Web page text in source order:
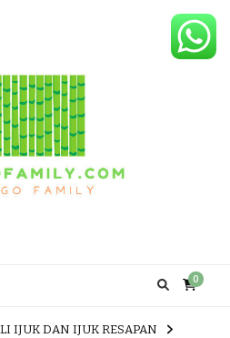
0
IJUK DAN IJUK RESAPAN